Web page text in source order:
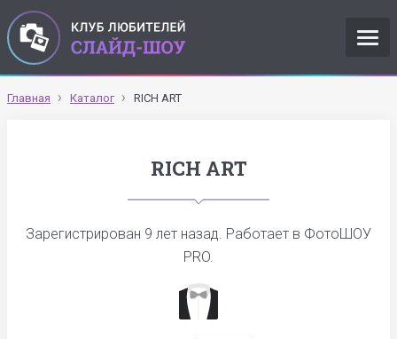
Главная Каталог RICH ART
RICH ART
Зарегистрирован 9 лет назад. Работает в ФотоШОУ
PRO.